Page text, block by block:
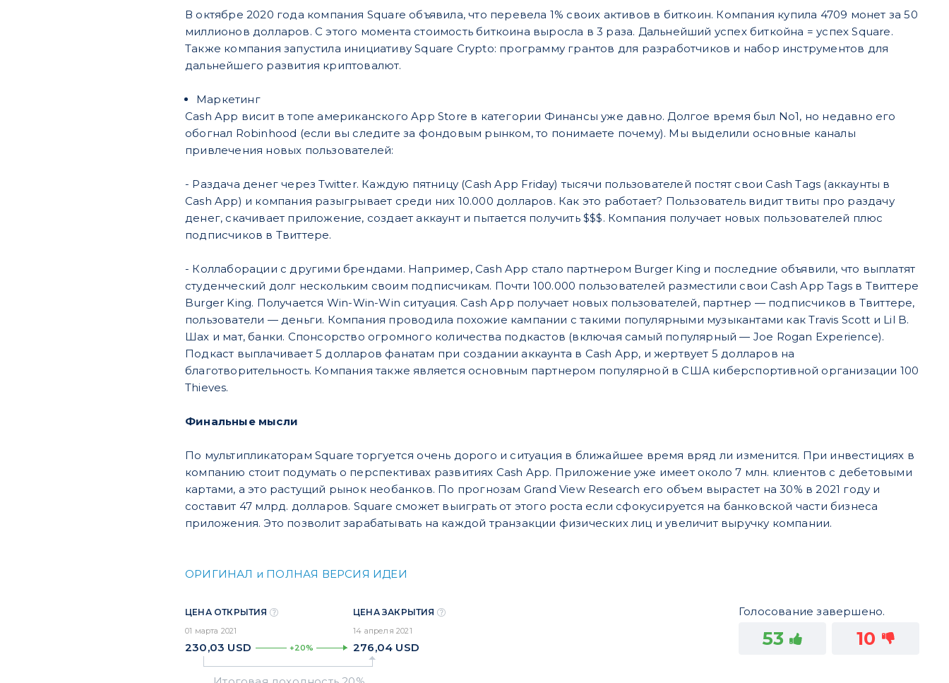
В октябре 2020 года компания Square объявила, что перевела 1% своих активов в биткоин. Компания купила 4709 монет за 50
миллионов долларов. С этого момента стоимость биткоина выросла в 3 раза. Дальнейший успех биткойна = успех Square.
Также компания запустила инициативу ​Square Crypto​: программу грантов для разработчиков и набор инструментов для
дальнейшего развития криптовалют.
Маркетинг
Cash App ​висит в топе​ американского App Store в категории Финансы уже давно. Долгое время был No1, но недавно его
обогнал Robinhood (если вы следите за фондовым рынком, то понимаете почему). Мы выделили основные каналы
привлечения новых пользователей:
- Раздача денег через Twitter. Каждую пятницу (Cash App Friday) тысячи пользователей постят свои Cash Tags (аккаунты в
Cash App) и компания разыгрывает среди них 10.000 долларов. Как это работает? Пользователь видит твиты про раздачу
денег, скачивает приложение, создает аккаунт и пытается получить $$$. Компания получает новых пользователей плюс
подписчиков в Твиттере.
- Коллаборации с другими брендами. Например, Cash App стало партнером Burger King и последние объявили, что выплатят
студенческий долг нескольким своим подписчикам. Почти 100.000 пользователей разместили свои Cash App Tags в Твиттере
Burger King. Получается Win-Win-Win ситуация. Cash App получает новых пользователей, партнер — подписчиков в Твиттере,
пользователи — деньги. Компания проводила похожие кампании с такими популярными музыкантами как ​Travis Scott​ и ​Lil B​.
Шах и мат, банки. Спонсорство огромного количества подкастов (включая самый популярный — Joe Rogan Experience).
Подкаст выплачивает 5 долларов фанатам при создании аккаунта в Cash App, и жертвует 5 долларов на
благотворительность. Компания также является основным партнером популярной в США киберспортивной организации 100
Thieves.
Финальные мысли
По мультипликаторам Square торгуется очень дорого и ситуация в ближайшее время вряд ли изменится. При инвестициях в
компанию стоит подумать о перспективах развитиях Cash App. Приложение уже имеет около 7 млн. клиентов с дебетовыми
картами, а это растущий рынок необанков. По прогнозам Grand View Research его объем вырастет на 30% в 2021 году и
составит 47 млрд. долларов. Square сможет выиграть от этого роста если сфокусируется на банковской части бизнеса
приложения. Это позволит зарабатывать на каждой транзакции физических лиц и увеличит выручку компании.
ОРИГИНАЛ и ПОЛНАЯ ВЕРСИЯ ИДЕИ
ЦЕНА ОТКРЫТИЯ
01 марта 2021
230,03 USD +20%
ЦЕНА ЗАКРЫТИЯ
14 апреля 2021
276,04 USD
Голосование завершено.
53 10